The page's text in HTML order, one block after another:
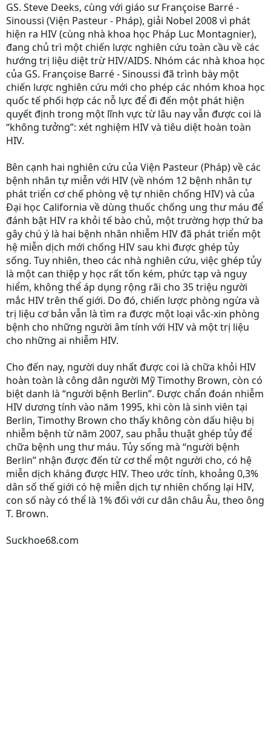
GS. Steve Deeks, cùng với giáo sư Françoise Barré -
Sinoussi (Viện Pasteur - Pháp), giải Nobel 2008 vì phát
hiện ra HIV (cùng nhà khoa học Pháp Luc Montagnier),
đang chủ trì một chiến lược nghiên cứu toàn cầu về các
hướng trị liệu diệt trừ HIV/AIDS. Nhóm các nhà khoa học
của GS. Françoise Barré - Sinoussi đã trình bày một
chiến lược nghiên cứu mới cho phép các nhóm khoa học
quốc tế phối hợp các nỗ lực để đi đến một phát hiện
quyết định trong một lĩnh vực từ lâu nay vẫn được coi là
“không tưởng”: xét nghiệm HIV và tiêu diệt hoàn toàn
HIV.
Bên cạnh hai nghiên cứu của Viện Pasteur (Pháp) về các
bệnh nhân tự miễn với HIV (về nhóm 12 bệnh nhân tự
phát triển cơ chế phòng vệ tự nhiên chống HIV) và của
Đại học California về dùng thuốc chống ung thư máu để
đánh bật HIV ra khỏi tế bào chủ, một trường hợp thứ ba
gây chú ý là hai bệnh nhân nhiễm HIV đã phát triển một
hệ miễn dịch mới chống HIV sau khi được ghép tủy
sống. Tuy nhiên, theo các nhà nghiên cứu, việc ghép tủy
là một can thiệp y học rất tốn kém, phức tạp và nguy
hiểm, không thể áp dụng rộng rãi cho 35 triệu người
mắc HIV trên thế giới. Do đó, chiến lược phòng ngừa và
trị liệu cơ bản vẫn là tìm ra được một loại vắc-xin phòng
bệnh cho những người âm tính với HIV và một trị liệu
cho những ai nhiễm HIV.
Cho đến nay, người duy nhất được coi là chữa khỏi HIV
hoàn toàn là công dân người Mỹ Timothy Brown, còn có
biệt danh là “người bệnh Berlin”. Được chẩn đoán nhiễm
HIV dương tính vào năm 1995, khi còn là sinh viên tại
Berlin, Timothy Brown cho thấy không còn dấu hiệu bị
nhiễm bệnh từ năm 2007, sau phẫu thuật ghép tủy để
chữa bệnh ung thư máu. Tủy sống mà “người bệnh
Berlin” nhận được đến từ cơ thể một người cho, có hệ
miễn dịch kháng được HIV. Theo ước tính, khoảng 0,3%
dân số thế giới có hệ miễn dịch tự nhiên chống lại HIV,
con số này có thể là 1% đối với cư dân châu Âu, theo ông
T. Brown.
Suckhoe68.com